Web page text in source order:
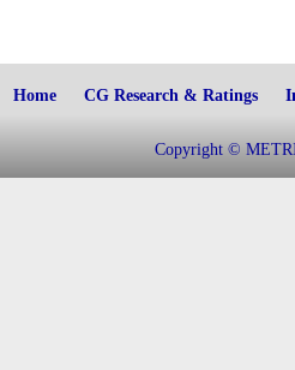
Home CG Research & Ratings
Copyright ©